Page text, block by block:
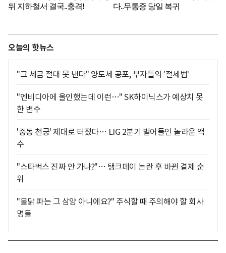
오늘의 핫뉴스
"그 세금 절대 못 낸다" 양도세 공포, 부자들의 '절세법'
"엔비디아에 올인했는데 이런…" SK하이닉스가 예상치 못
한 변수
'중동 천궁' 제대로 터졌다… LIG 2분기 벌어들인 놀라운 액
수
"스타벅스 진짜 안 가나?"… 탱크데이 논란 후 바뀐 결제 순
위
"불닭 파는 그 삼양 아니에요?" 주식할 때 주의해야 할 회사
명들